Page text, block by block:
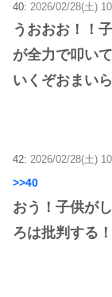
40: 2026/02/28(土)
うおおお！！
が全力で叩い
いくぞおまい
42: 2026/02/28(土)
>>40
おう！子供が
ろは批判する